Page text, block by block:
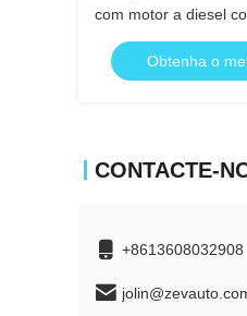
com motor a diesel
mola de folha e
frente para 100 km /
máxima
Obtenha o
CONTACTE-
+8613608032908